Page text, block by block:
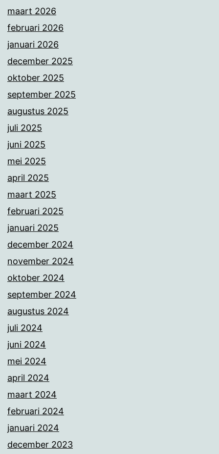
maart 2026
februari 2026
januari 2026
december 2025
oktober 2025
september 2025
augustus 2025
juli 2025
juni 2025
mei 2025
april 2025
maart 2025
februari 2025
januari 2025
december 2024
november 2024
oktober 2024
september 2024
augustus 2024
juli 2024
juni 2024
mei 2024
april 2024
maart 2024
februari 2024
januari 2024
december 2023